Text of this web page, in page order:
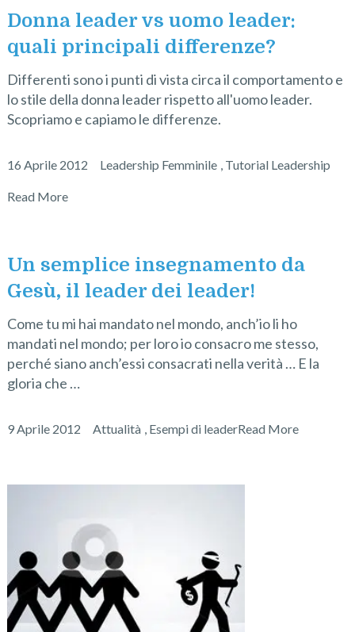
Donna leader vs uomo leader:
quali principali differenze?
Differenti sono i punti di vista circa il comportamento e
lo stile della donna leader rispetto all'uomo leader.
Scopriamo e capiamo le differenze.
16 Aprile 2012 Leadership Femminile , Tutorial Leadership
Read More
Un semplice insegnamento da
Gesù, il leader dei leader!
Come tu mi hai mandato nel mondo, anch’io li ho
mandati nel mondo; per loro io consacro me stesso,
perché siano anch’essi consacrati nella verità … E la
gloria che …
9 Aprile 2012 Attualità , Esempi di leaderRead More